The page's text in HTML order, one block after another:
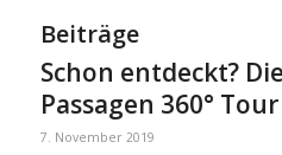
Beiträge
Schon entdeckt?
Passagen 360° Tour
7. November 2019